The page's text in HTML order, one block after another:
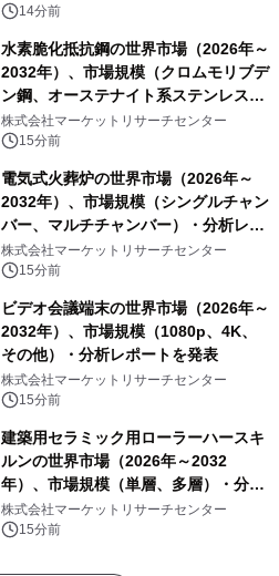
14分前
水素脆化抵抗鋼の世界市場（2026年～
2032年）、市場規模（クロムモリブデ
ン鋼、オーステナイト系ステンレス
鋼、その他）・分析レポートを発表
株式会社マーケットリサーチセンター
15分前
電気式火葬炉の世界市場（2026年～
2032年）、市場規模（シングルチャン
バー、マルチチャンバー）・分析レポ
ートを発表
株式会社マーケットリサーチセンター
15分前
ビデオ会議端末の世界市場（2026年～
2032年）、市場規模（1080p、4K、
その他）・分析レポートを発表
株式会社マーケットリサーチセンター
15分前
建築用セラミック用ローラーハースキ
ルンの世界市場（2026年～2032
年）、市場規模（単層、多層）・分析
レポートを発表
株式会社マーケットリサーチセンター
15分前